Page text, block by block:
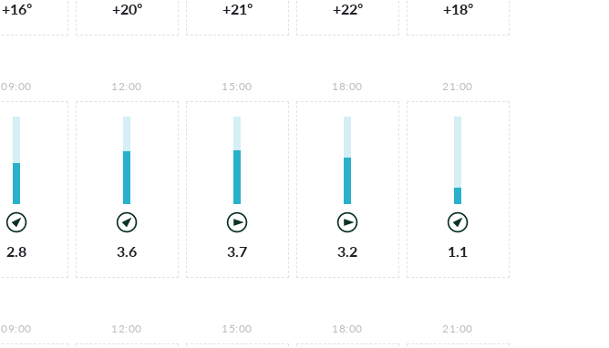
+16° +20° +21° +22° +18°
09:00
2.8
12:00
3.6
15:00
3.7
18:00
3.2
21:00
1.1
09:00 12:00 15:00 18:00 21:00